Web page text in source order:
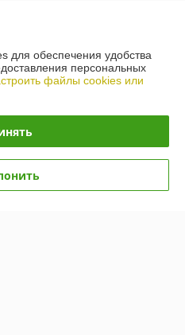
обеспечения удобства
персональных
файлы cookies или